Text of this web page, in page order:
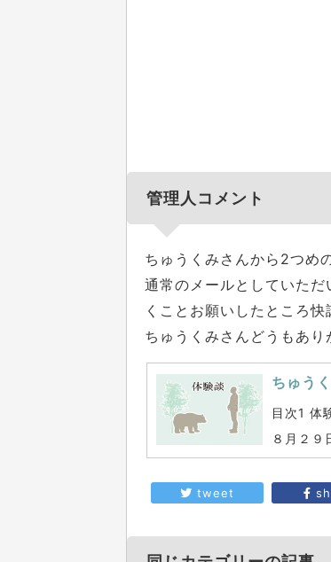
管理人コメント
ちゅうくみさんから2つめ
通常のメールとしていた
くことお願いしたところ快
ちゅうくみさんどうもあり
ちゅう
目次1 体
８月２９
tweet